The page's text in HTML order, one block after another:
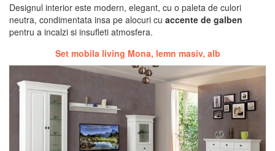
Designul interior este modern, elegant, cu o paleta de culori
neutra, condimentata insa pe alocuri cu accente de galben
pentru a incalzi si insufleti atmosfera.
Set mobila living Mona, lemn masiv, alb